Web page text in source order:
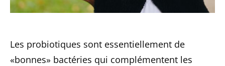
Les probiotiques sont essentiellement de
«bonnes» bactéries qui complémentent les